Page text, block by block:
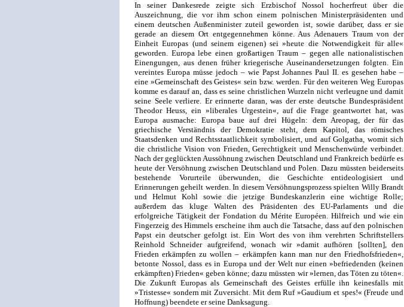
In seiner Dankesrede zeigte sich Erzbischof Nossol hocherfreut über die
Auszeichnung, die vor ihm schon einem polnischen Ministerpräsidenten und
einem deutschen Außenminister zuteil geworden ist, sowie darüber, dass er sie
gerade an diesem Ort entgegennehmen könne. Aus Adenauers Traum von der
Einheit Europas (und seinem eigenen) sei »heute die Notwendigkeit für alle«
geworden. Europa lebe einen großartigen Traum – gegen alle nationalistischen
Einengungen, aus denen früher kriegerische Auseinandersetzungen folgten. Ein
vereintes Europa müsse jedoch – wie Papst Johannes Paul II. es gesehen habe –
eine »Gemeinschaft des Geistes« sein bzw. werden. Für den weiteren Weg Europas
komme es darauf an, dass es seine christlichen Wurzeln nicht verleugne und damit
seine Seele verliere. Er erinnerte daran, was der erste deutsche Bundespräsident
Theodor Heuss, ein »liberales Urgestein«, auf die Frage geantwortet hat, was
Europa ausmache: Europa baue auf drei Hügeln: dem Areopag, der für das
griechische Verständnis der Demokratie steht, dem Kapitol, das römisches
Staatsdenken und Rechtsstaatlichkeit symbolisiert, und auf Golgatha, womit sich
die christliche Vision von Frieden, Gerechtigkeit und Menschenwürde verbindet.
Nach der geglückten Aussöhnung zwischen Deutschland und Frankreich bedürfe es
heute der Versöhnung zwischen Deutschland und Polen. Dazu müssten beiderseits
bestehende Vorurteile überwunden, die Geschichte entideologisiert und
Erinnerungen geheilt werden. In diesem Versöhnungsprozess spielten Willy Brandt
und Helmut Kohl sowie die jetzige Bundeskanzlerin eine wichtige Rolle;
außerdem das kluge Walten des Präsidenten des EU-Parlaments und die
erfolgreiche Tätigkeit der Fondation du Mérite Européen. Hilfreich und wie ein
Fingerzeig des Himmels erscheine ihm auch die Tatsache, dass auf den polnischen
Papst ein deutscher gefolgt ist. Ein Wort des von ihm verehrten Schriftstellers
Reinhold Schneider aufgreifend, wonach wir »damit aufhören [sollten], den
Frieden erkämpfen zu wollen – erkämpfen kann man nur den Friedhofsfrieden«,
betonte Nossol, dass es in Europa und der Welt nur einen »befriedenden (keinen
erkämpften) Frieden« geben könne; dazu müssten wir »lernen, das Töten zu töten«.
Die Zukunft Europas als Gemeinschaft des Geistes erfülle ihn keinesfalls mit
»Tristesse« sondern mit Zuversicht. Mit dem Ruf »Gaudium et spes!« (Freude und
Hoffnung) beendete er seine Danksagung.